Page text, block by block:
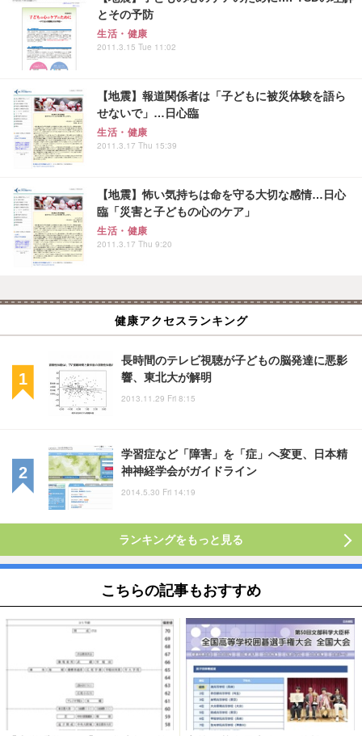
とその予防
生活・健康
2011.3.15 Tue 11:02
【地震】報道関係者は「子どもに被災体験を語ら
せないで」…日心臨
生活・健康
2011.3.17 Thu 15:39
【地震】怖い気持ちは命を守る大切な感情…日心
臨「災害と子どもの心のケア」
生活・健康
2011.3.17 Thu 9:20
健康アクセスランキング
長時間のテレビ視聴が子どもの脳発達に悪影
響、東北大が解明
2013.11.29 Fri 8:15
学習症など「障害」を「症」へ変更、日本精
神神経学会がガイドライン
2014.5.30 Fri 14:19
ランキングをもっと見る
こちらの記事もおすすめ